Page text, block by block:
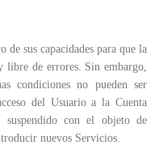
sus capacidades para que la
libre de errores. Sin embargo,
condiciones no pueden ser
del Usuario a la Cuenta
suspendido con el objeto de
nuevos Servicios.